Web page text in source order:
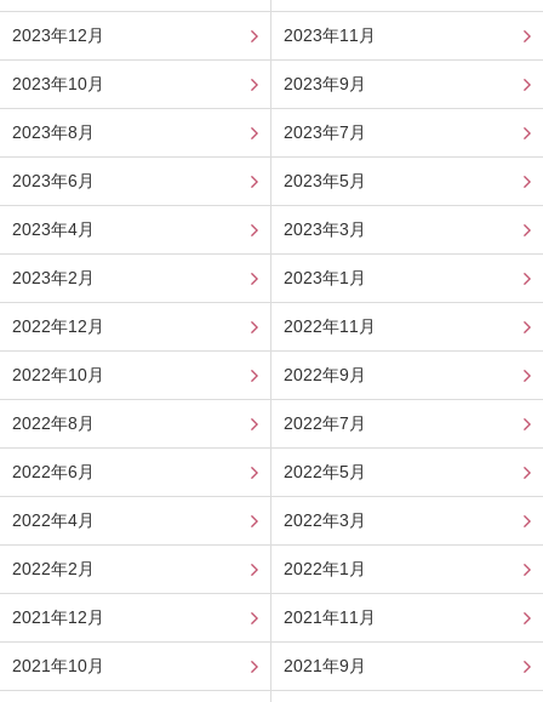
2023年12月 2023年11月
2023年10月 2023年9月
2023年8月 2023年7月
2023年6月 2023年5月
2023年4月 2023年3月
2023年2月 2023年1月
2022年12月 2022年11月
2022年10月 2022年9月
2022年8月 2022年7月
2022年6月 2022年5月
2022年4月 2022年3月
2022年2月 2022年1月
2021年12月 2021年11月
2021年10月 2021年9月